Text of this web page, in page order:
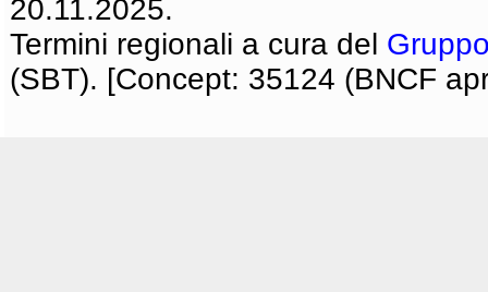
20.11.2025.
Termini regionali a cura del
(SBT). [Concept: 35124 (BNCF